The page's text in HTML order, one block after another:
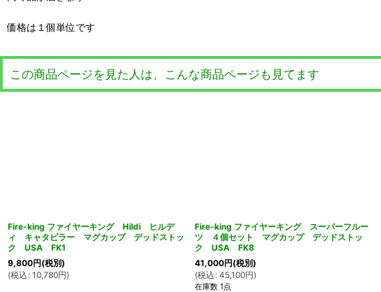
価格は１個単位です
この商品ページを見た人は、こんな商品ページも見てます
Fire-king ファイヤーキング Hildi ヒルデ
ィ キャタピラー マグカップ デッドストッ
ク USA FK1
9,800円(税別)
(税込 : 10,780円)
Fire-king ファイヤーキング スーパーフルー
ツ ４個セット マグカップ デッドストッ
ク USA FK8
41,000円(税別)
(税込 : 45,100円)
在庫数 1点